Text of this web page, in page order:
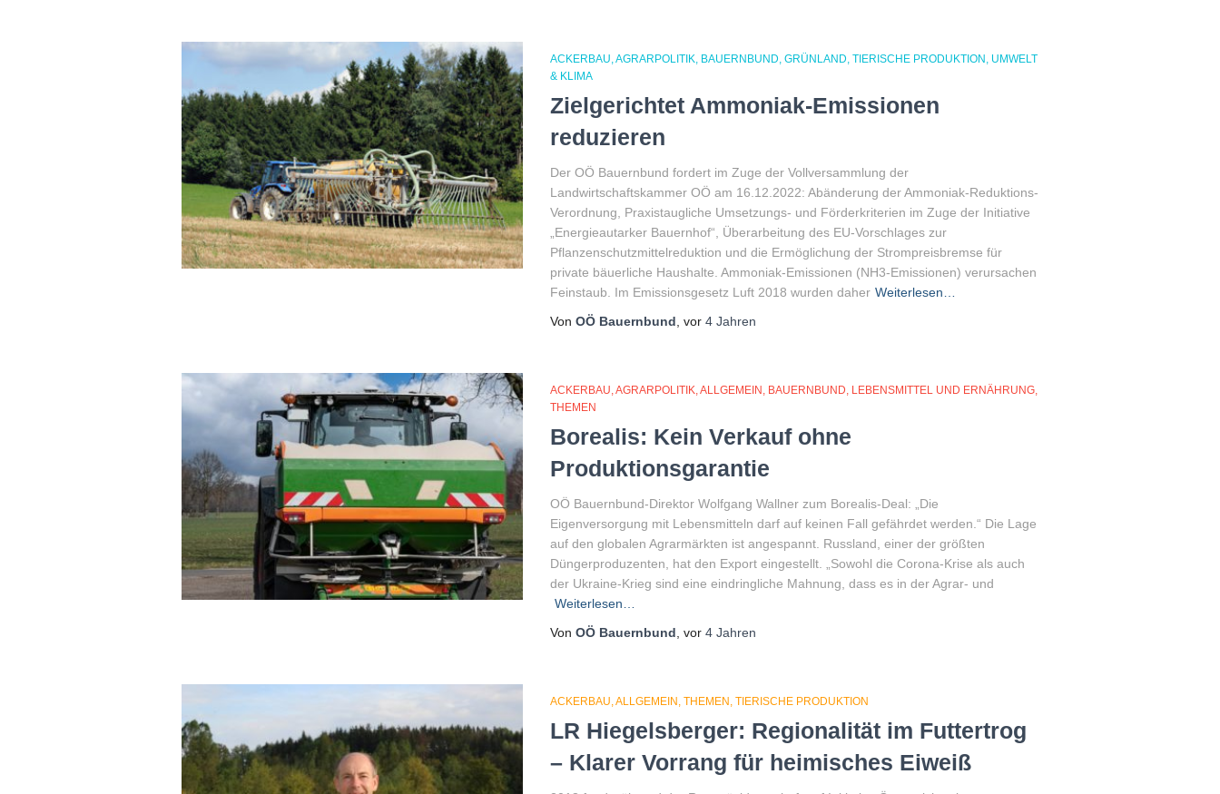
ACKERBAU AGRARPOLITIK BAUERNBUND GRÜNLAND TIERISCHE PRODUKTION UMWELT
& KLIMA
Zielgerichtet Ammoniak-Emissionen
reduzieren
Der OÖ Bauernbund fordert im Zuge der Vollversammlung der
Landwirtschaftskammer OÖ am 16.12.2022: Abänderung der Ammoniak-Reduktions-
Verordnung, Praxistaugliche Umsetzungs- und Förderkriterien im Zuge der Initiative
„Energieautarker Bauernhof“, Überarbeitung des EU-Vorschlages zur
Pflanzenschutzmittelreduktion und die Ermöglichung der Strompreisbremse für
private bäuerliche Haushalte. Ammoniak-Emissionen (NH3-Emissionen) verursachen
Feinstaub. Im Emissionsgesetz Luft 2018 wurden daher Weiterlesen…
Von OÖ Bauernbund , vor 4 Jahren
ACKERBAU AGRARPOLITIK ALLGEMEIN BAUERNBUND LEBENSMITTEL UND ERNÄHRUNG
THEMEN
Borealis: Kein Verkauf ohne
Produktionsgarantie
OÖ Bauernbund-Direktor Wolfgang Wallner zum Borealis-Deal: „Die
Eigenversorgung mit Lebensmitteln darf auf keinen Fall gefährdet werden.“ Die Lage
auf den globalen Agrarmärkten ist angespannt. Russland, einer der größten
Düngerproduzenten, hat den Export eingestellt. „Sowohl die Corona-Krise als auch
der Ukraine-Krieg sind eine eindringliche Mahnung, dass es in der Agrar- und
Weiterlesen…
Von OÖ Bauernbund , vor 4 Jahren
ACKERBAU ALLGEMEIN THEMEN TIERISCHE PRODUKTION
LR Hiegelsberger: Regionalität im Futtertrog
– Klarer Vorrang für heimisches Eiweiß